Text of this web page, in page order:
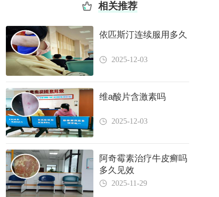
相关推荐
依匹斯汀连续服用多久
2025-12-03
维a酸片含激素吗
2025-12-03
阿奇霉素治疗牛皮癣吗
多久见效
2025-11-29